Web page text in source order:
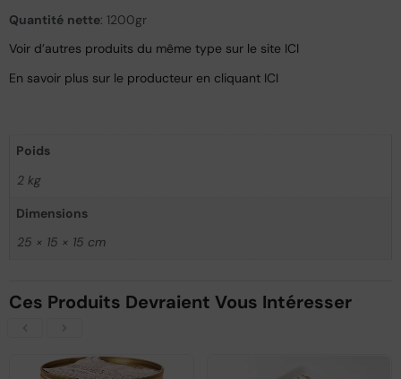
Quantité nette: 1200gr
Voir d’autres produits du même type sur le site ICI
En savoir plus sur le producteur en cliquant ICI
Poids
2 kg
Dimensions
25 × 15 × 15 cm
Ces Produits Devraient Vous Intéresser